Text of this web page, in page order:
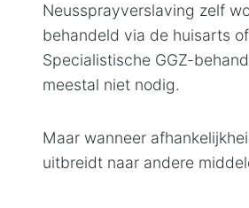
Neussprayverslaving zelf
behandeld via de huisarts
Specialistische GGZ-
meestal niet nodig.
Maar wanneer
uitbreidt naar andere